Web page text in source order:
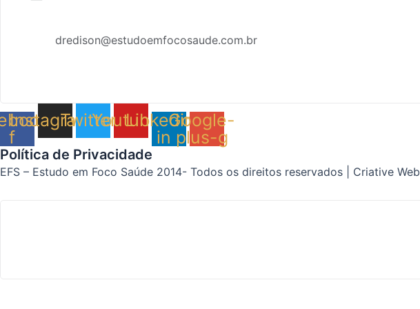
dredison@estudoemfocosaude.com.br
f
Instagram
TwitterYoutubeLinkedin-
in
Google-
plus-g
Política de Privacidade
EFS – Estudo em Foco Saúde 2014- Todos os direitos reservados | Criative Web